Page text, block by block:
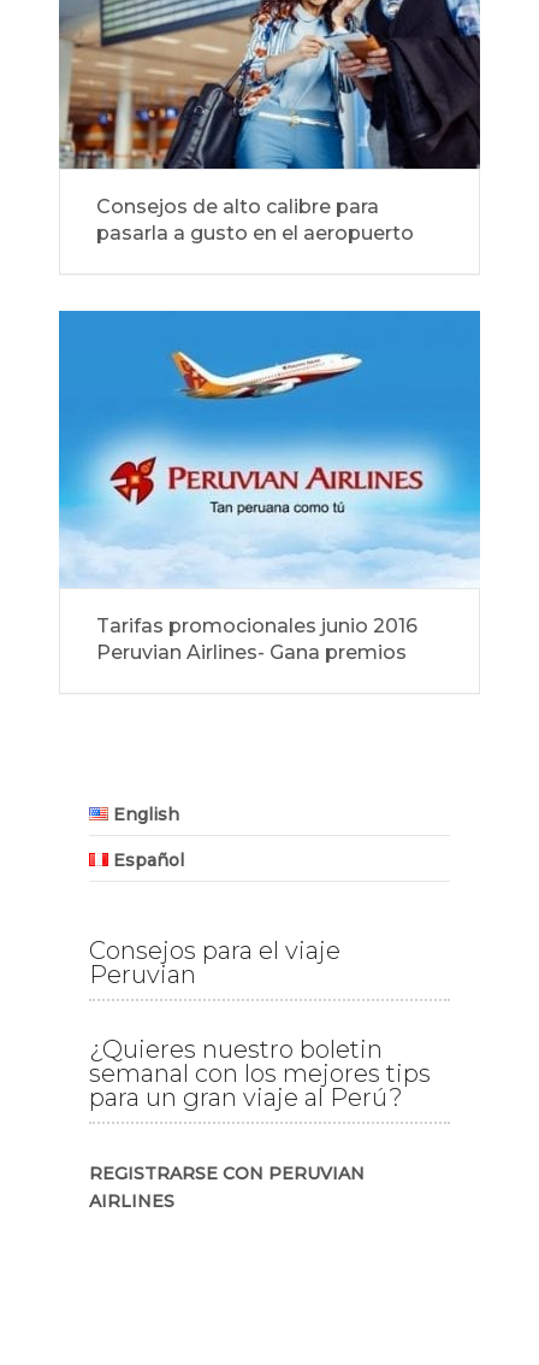
Consejos de alto calibre para
pasarla a gusto en el aeropuerto
Tarifas promocionales junio 2016
Peruvian Airlines- Gana premios
English
Español
Consejos para el viaje
Peruvian
¿Quieres nuestro boletin
semanal con los mejores tips
para un gran viaje al Perú?
REGISTRARSE CON PERUVIAN
AIRLINES